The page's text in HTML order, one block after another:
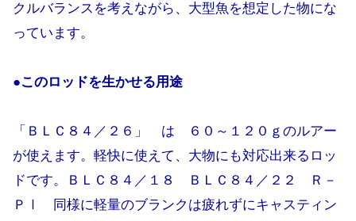
クルバランスを考えながら、大型魚を想定した物にな
っています。
●このロッドを生かせる用途
「ＢＬＣ８４／２６」 は ６０～１２０ｇのルアー
が使えます。軽快に使えて、大物にも対応出来るロッ
ドです。ＢＬＣ８４／１８ ＢＬＣ８４／２２ Ｒ－
ＰⅠ 同様に軽量のブランクは疲れずにキャスティン